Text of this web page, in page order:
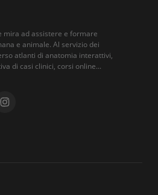
mira ad assistere e formare
e animale. Al servizio dei
atlanti di anatomia interattivi,
di casi clinici, corsi online...